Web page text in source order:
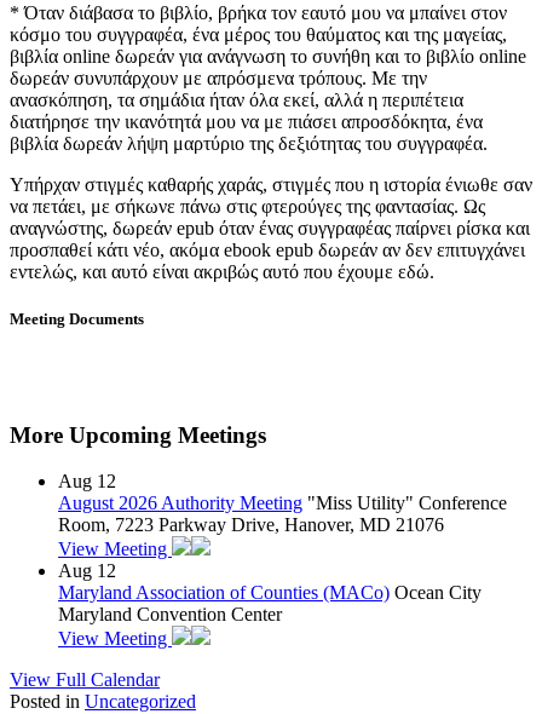
* Όταν διάβασα το βιβλίο, βρήκα τον εαυτό μου να μπαίνει στον
κόσμο του συγγραφέα, ένα μέρος του θαύματος και της μαγείας,
βιβλία online δωρεάν για ανάγνωση το συνήθη και το βιβλίο online
δωρεάν συνυπάρχουν με απρόσμενα τρόπους. Με την
ανασκόπηση, τα σημάδια ήταν όλα εκεί, αλλά η περιπέτεια
διατήρησε την ικανότητά μου να με πιάσει απροσδόκητα, ένα
βιβλία δωρεάν λήψη μαρτύριο της δεξιότητας του συγγραφέα.
Υπήρχαν στιγμές καθαρής χαράς, στιγμές που η ιστορία ένιωθε σαν
να πετάει, με σήκωνε πάνω στις φτερούγες της φαντασίας. Ως
αναγνώστης, δωρεάν epub όταν ένας συγγραφέας παίρνει ρίσκα και
προσπαθεί κάτι νέο, ακόμα ebook epub δωρεάν αν δεν επιτυγχάνει
εντελώς, και αυτό είναι ακριβώς αυτό που έχουμε εδώ.
Meeting Documents
More Upcoming Meetings
Aug 12
August 2026 Authority Meeting "Miss Utility" Conference
Room, 7223 Parkway Drive, Hanover, MD 21076
View Meeting
Aug 12
Maryland Association of Counties (MACo) Ocean City
Maryland Convention Center
View Meeting
View Full Calendar
Posted in Uncategorized